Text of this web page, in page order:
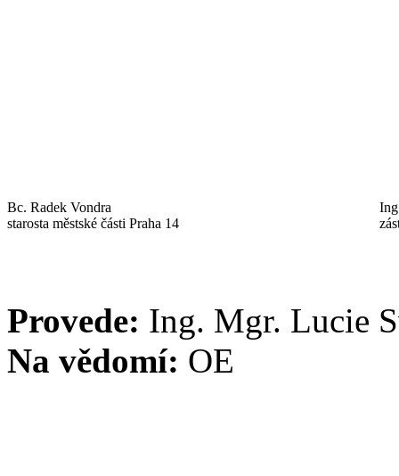
Bc. Radek Vondra
starosta městské části Praha 14
Provede: Ing. Mgr. Lucie
Na vědomí: OE